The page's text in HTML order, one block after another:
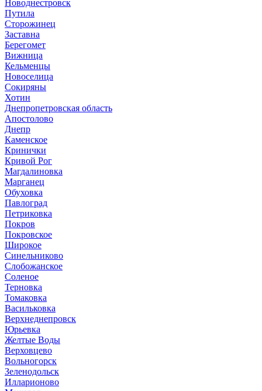
Новоднестровск
Путила
Сторожинец
Заставна
Берегомет
Вижница
Кельменцы
Новоселица
Сокиряны
Хотин
Днепропетровская область
Апостолово
Днепр
Каменское
Кринички
Кривой Рог
Магдалиновка
Марганец
Обуховка
Павлоград
Петриковка
Покров
Покровское
Широкое
Синельниково
Слобожанское
Соленое
Терновка
Томаковка
Васильковка
Верхнеднепровск
Юрьевка
Желтые Воды
Верховцево
Вольногорск
Зеленодольск
Илларионово